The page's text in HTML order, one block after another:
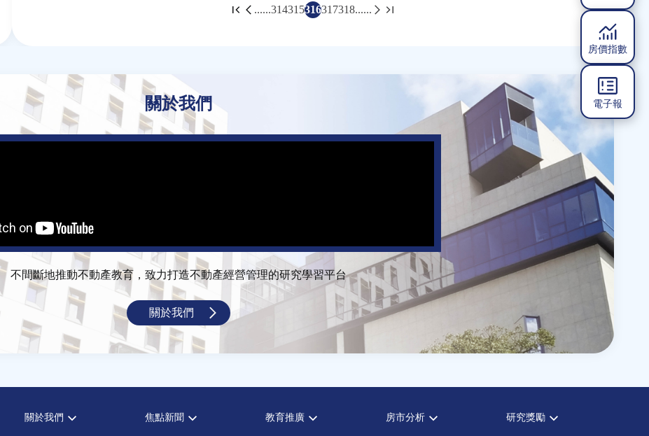
......314315316317318......
關於我們
不間斷地推動不動產教育，致力打造不動產經營管理的研究學習平台
關於我們
關於我們 焦點新聞 教育推廣 房市分析 研究獎勵
房價指數
電子報